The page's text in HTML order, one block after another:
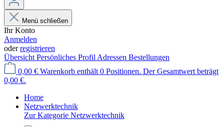
Menü schließen
Ihr Konto
Anmelden
oderregistrieren
Übersicht Persönliches Profil Adressen Bestellungen
0,00 € Warenkorb enthält 0 Positionen. Der Gesamtwert beträgt
0,00 €.
Home
Netzwerktechnik
Zur Kategorie Netzwerktechnik